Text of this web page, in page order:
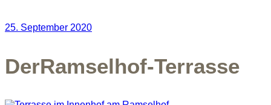
25. September 2020
DerRamselhof-Terrasse